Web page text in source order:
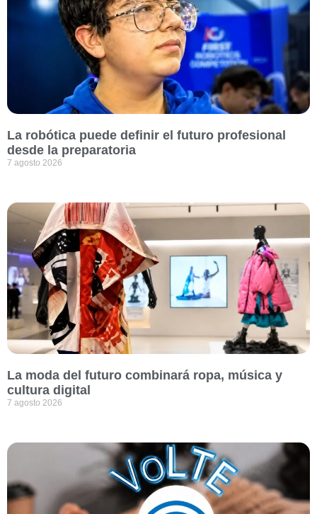
La robótica puede definir el futuro profesional
desde la preparatoria
7 agosto 2026
La moda del futuro combinará ropa, música y
cultura digital
7 agosto 2026